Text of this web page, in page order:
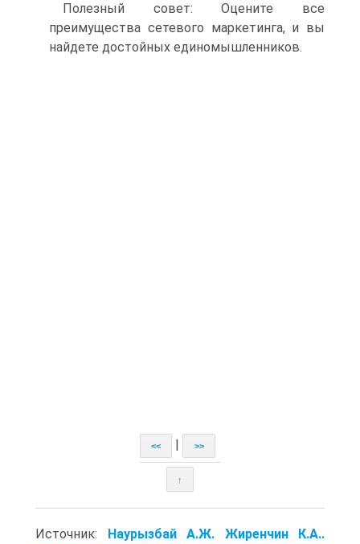
Полезный совет: Оцените все
преимущества сетевого маркетинга, и вы
найдете достойных единомышленников.
<< >>
↑
Источник: Наурызбай А.Ж. Жиренчин К.А..